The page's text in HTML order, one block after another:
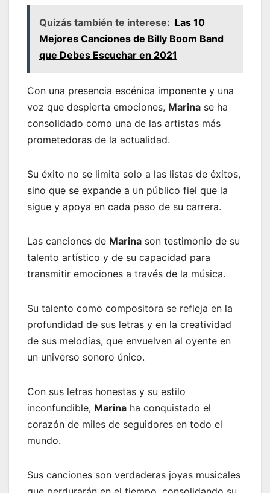
Quizás también te interese: Las 10
Mejores Canciones de Billy Boom Band
que Debes Escuchar en 2021
Con una presencia escénica imponente y una
voz que despierta emociones, Marina se ha
consolidado como una de las artistas más
prometedoras de la actualidad.
Su éxito no se limita solo a las listas de éxitos,
sino que se expande a un público fiel que la
sigue y apoya en cada paso de su carrera.
Las canciones de Marina son testimonio de su
talento artístico y de su capacidad para
transmitir emociones a través de la música.
Su talento como compositora se refleja en la
profundidad de sus letras y en la creatividad
de sus melodías, que envuelven al oyente en
un universo sonoro único.
Con sus letras honestas y su estilo
inconfundible, Marina ha conquistado el
corazón de miles de seguidores en todo el
mundo.
Sus canciones son verdaderas joyas musicales